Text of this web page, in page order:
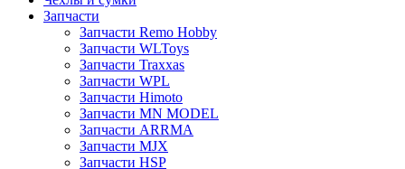
Запчасти
Запчасти Remo Hobby
Запчасти WLToys
Запчасти Traxxas
Запчасти WPL
Запчасти Himoto
Запчасти MN MODEL
Запчасти ARRMA
Запчасти MJX
Запчасти HSP